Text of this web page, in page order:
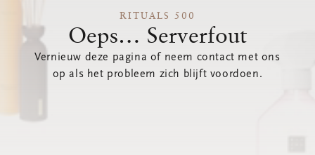
RITUALS 500
Oeps… Serverfout
Vernieuw deze pagina of neem contact met ons
op als het probleem zich blijft voordoen.